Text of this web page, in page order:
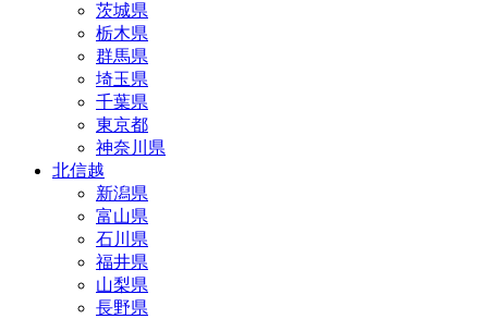
茨城県
栃木県
群馬県
埼玉県
千葉県
東京都
神奈川県
北信越
新潟県
富山県
石川県
福井県
山梨県
長野県